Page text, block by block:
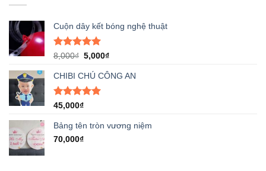
Cuộn dây kết bóng nghệ thuật
Được xếp
5 sao
8,000₫ Giá
là:
8,000₫.
5,000₫Giá
tại
CHIBI CHÚ CÔNG AN
Được xếp
5 sao
45,000₫
Bảng tên tròn vương niệm
70,000₫